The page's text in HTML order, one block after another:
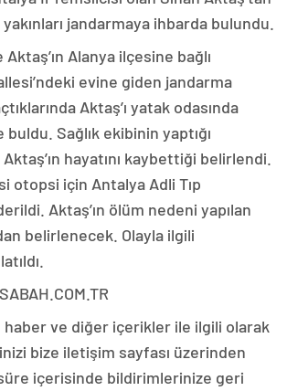
jandarmaya ihbarda bulundu.
Alanya ilçesine bağlı
evine giden jandarma
Aktaş’ı yatak odasında
Sağlık ekibinin yaptığı
hayatını kaybettiği belirlendi.
otopsi için Antalya Adli Tıp
Aktaş’ın ölüm nedeni yapılan
belirlenecek. Olayla ilgili
haber ve diğer içerikler ile ilgili olarak
bize iletişim sayfası üzerinden
içerisinde bildirimlerinize geri